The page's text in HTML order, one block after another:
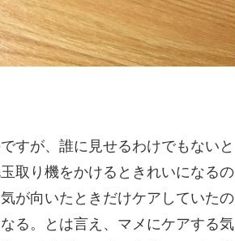
すが、誰に見せるわけでもないと
取り機をかけるときれいになるの
が向いたときだけケアしていたの
る。とは言え、マメにケアする気